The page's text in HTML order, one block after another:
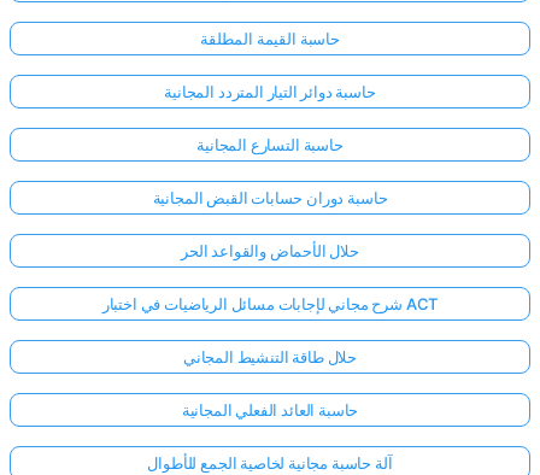
حاسبة القيمة المطلقة
حاسبة دوائر التيار المتردد المجانية
حاسبة التسارع المجانية
حاسبة دوران حسابات القبض المجانية
حلال الأحماض والقواعد الحر
شرح مجاني لإجابات مسائل الرياضيات في اختبار ACT
حلال طاقة التنشيط المجاني
حاسبة العائد الفعلي المجانية
آلة حاسبة مجانية لخاصية الجمع للأطوال